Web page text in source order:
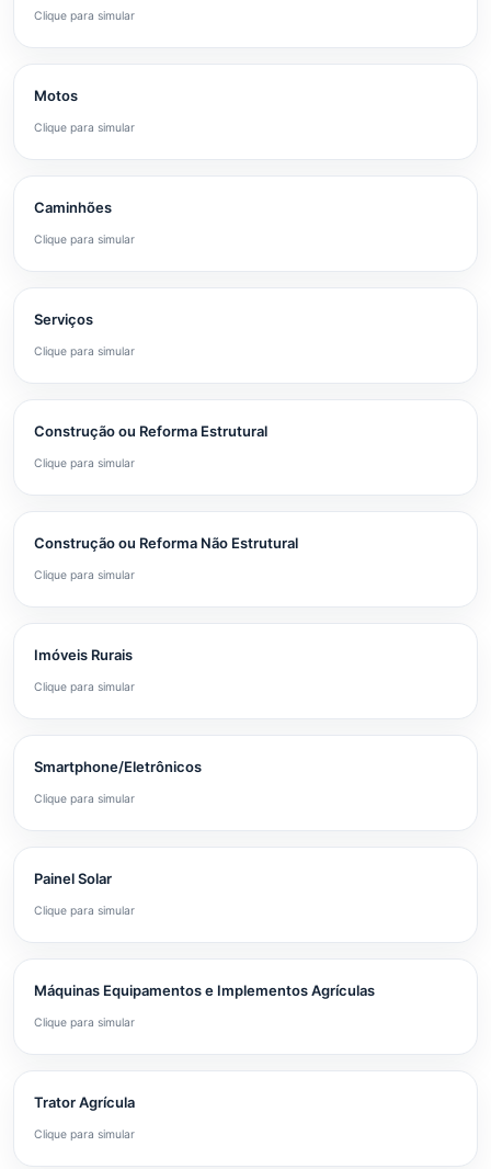
Clique para simular
Motos
Clique para simular
Caminhões
Clique para simular
Serviços
Clique para simular
Construção ou Reforma Estrutural
Clique para simular
Construção ou Reforma Não Estrutural
Clique para simular
Imóveis Rurais
Clique para simular
Smartphone/Eletrônicos
Clique para simular
Painel Solar
Clique para simular
Máquinas Equipamentos e Implementos Agrículas
Clique para simular
Trator Agrícula
Clique para simular